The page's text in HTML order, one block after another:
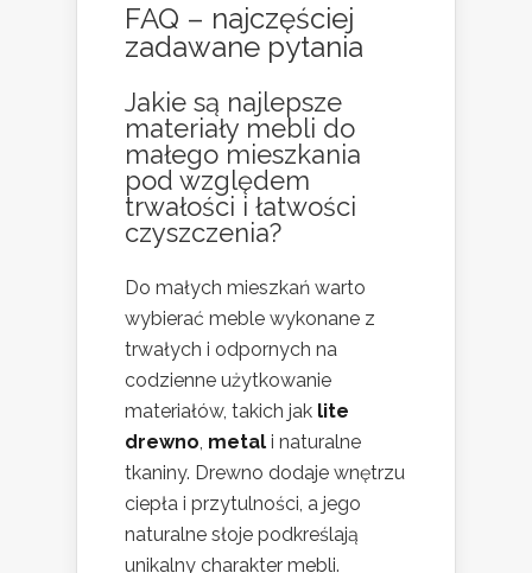
FAQ – najczęściej
zadawane pytania
Jakie są najlepsze
materiały mebli do
małego mieszkania
pod względem
trwałości i łatwości
czyszczenia?
Do małych mieszkań warto
wybierać meble wykonane z
trwałych i odpornych na
codzienne użytkowanie
materiałów, takich jak lite
drewno, metal i naturalne
tkaniny. Drewno dodaje wnętrzu
ciepła i przytulności, a jego
naturalne słoje podkreślają
unikalny charakter mebli.